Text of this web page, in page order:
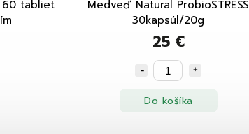
60 tabliet
Medveď Natural ProbioSTRESS
30kapsúl/20g
25 €
Do košíka